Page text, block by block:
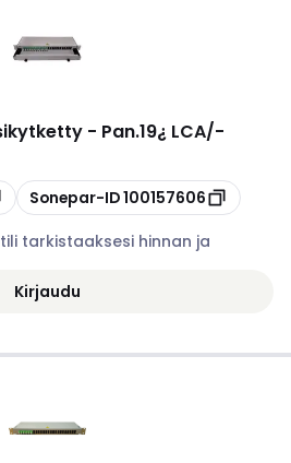
- Pan.19¿ LCA/-
Kopioi
Sonepar-ID100157606
tarkistaaksesi hinnan ja
Kirjaudu